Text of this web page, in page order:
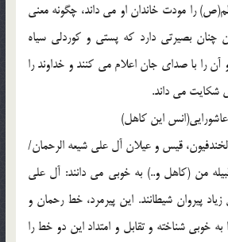
را مودت خاندان او مي داند، چگونه معني
چنان بصيرتي دارد که پستي و کوردلي سياه
را با صداي جان اعلام مي کنند و خداوند را
شکايت مي داند.
اين کاهل)
قيس و عيلان آل علي شيعه الرحمان/
من (کاهل و..) به خوبي مي دانند: آل علي
پيروان شيطانند. اين پيرمرد، خط رحمان و
خوبي شناخته و تقابل و امتداد اين دو خط را